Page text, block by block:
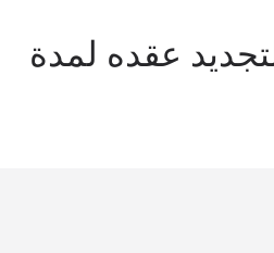
عقده لمدة